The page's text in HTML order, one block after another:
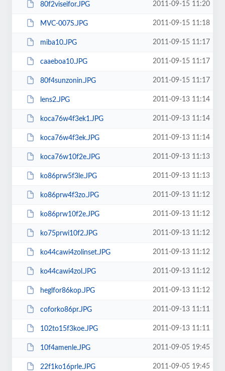
80f2viseifor.JPG 2011-09-15 11:20
MVC-007S.JPG 2011-09-15 11:18
miba10.JPG 2011-09-15 11:17
caaeboa10.JPG 2011-09-15 11:17
80f4sunzonin.JPG 2011-09-15 11:17
lens2.JPG 2011-09-13 11:14
koca76w4f3ek1.JPG 2011-09-13 11:14
koca76w4f3ek.JPG 2011-09-13 11:14
koca76w10f2e.JPG 2011-09-13 11:13
ko86prw5f3le.JPG 2011-09-13 11:13
ko86prw4f3zo.JPG 2011-09-13 11:12
ko86prw10f2e.JPG 2011-09-13 11:12
ko75prwi10f2.JPG 2011-09-13 11:12
ko44cawi4zolinset.JPG 2011-09-13 11:12
ko44cawi4zol.JPG 2011-09-13 11:12
heglfor86kop.JPG 2011-09-13 11:12
coforko86pr.JPG 2011-09-13 11:11
102to15f3koe.JPG 2011-09-13 11:11
10f4amenle.JPG 2011-09-05 19:45
22f1ko16prle.JPG 2011-09-05 19:45